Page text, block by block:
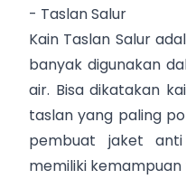
- Taslan Salur
Kain Taslan Salur
banyak digunakan
air. Bisa dikatakan
taslan yang paling
pembuat jaket
memiliki